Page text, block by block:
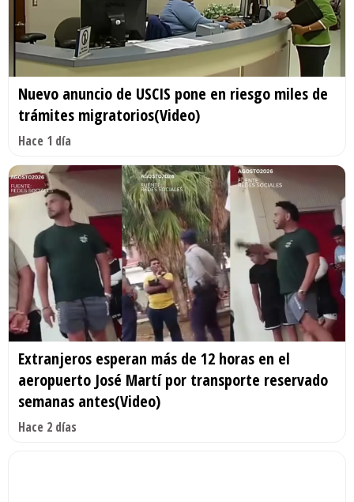
Nuevo anuncio de USCIS pone en riesgo miles de
trámites migratorios(Video)
Hace 1 día
Extranjeros esperan más de 12 horas en el
aeropuerto José Martí por transporte reservado
semanas antes(Video)
Hace 2 días